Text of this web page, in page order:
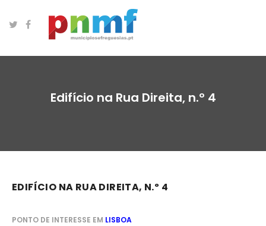
Edifício na Rua Direita, n.º 4
EDIFÍCIO NA RUA DIREITA, N.º 4
PONTO DE INTERESSE EM LISBOA